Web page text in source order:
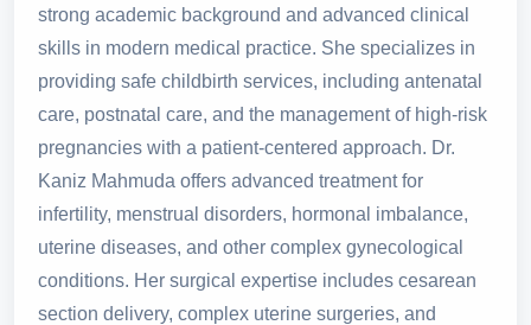
strong academic background and advanced clinical
skills in modern medical practice. She specializes in
providing safe childbirth services, including antenatal
care, postnatal care, and the management of high-risk
pregnancies with a patient-centered approach. Dr.
Kaniz Mahmuda offers advanced treatment for
infertility, menstrual disorders, hormonal imbalance,
uterine diseases, and other complex gynecological
conditions. Her surgical expertise includes cesarean
section delivery, complex uterine surgeries, and